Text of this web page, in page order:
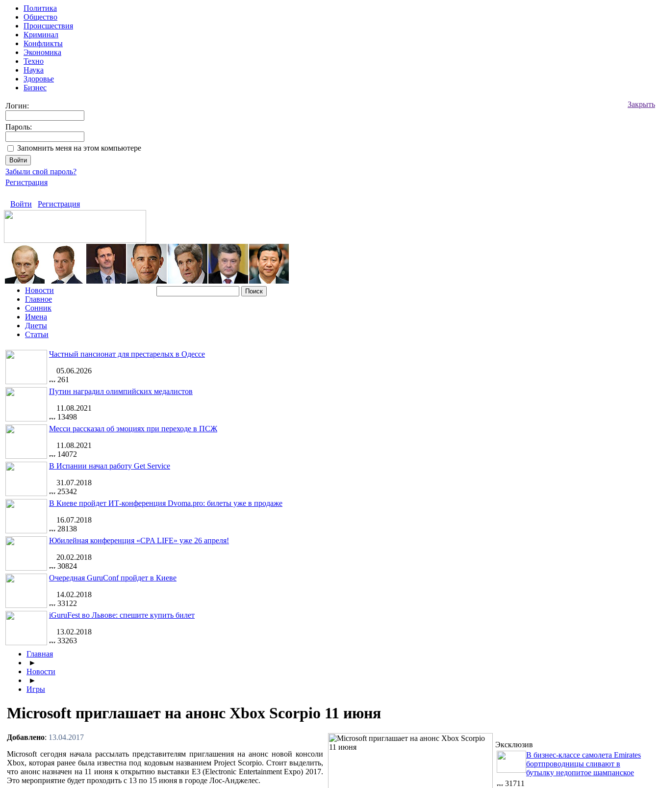
Политика
Общество
Происшествия
Криминал
Конфликты
Экономика
Техно
Наука
Здоровье
Бизнес
Закрыть
Логин:
Пароль:
Запомнить меня на этом компьютере
Забыли свой пароль?
Регистрация
Войти Регистрация
Новости
Главное
Сонник
Имена
Диеты
Статьи
Частный пансионат для престарелых в Одессе
05.06.2026
261
Путин наградил олимпийских медалистов
11.08.2021
13498
Месси рассказал об эмоциях при переходе в ПСЖ
11.08.2021
14072
В Испании начал работу Get Service
31.07.2018
25342
В Киеве пройдет ИТ-конференция Dvoma.pro: билеты уже в продаже
16.07.2018
28138
Юбилейная конференция «CPA LIFE» уже 26 апреля!
20.02.2018
30824
Очередная GuruConf пройдет в Киеве
14.02.2018
33122
iGuruFest во Львове: спешите купить билет
13.02.2018
33263
Главная
►
Новости
►
Игры
Microsoft приглашает на анонс Xbox Scorpio 11 июня
Добавлено: 13.04.2017
Microsoft сегодня начала рассылать представителям приглашения на анонс новой консоли
Xbox, которая ранее была известна под кодовым названием Project Scorpio. Стоит выделить,
что анонс назначен на 11 июня к открытию выставки E3 (Electronic Entertainment Expo) 2017.
Это мероприятие будет проходить с 13 по 15 июня в городе Лос-Анджелес.
Эксклюзив
В бизнес-классе самолета Emirates
бортпроводницы сливают в
бутылку недопитое шампанское
31711